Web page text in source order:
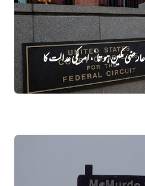
مکین ہوتا‘، امریکی عدالت کا